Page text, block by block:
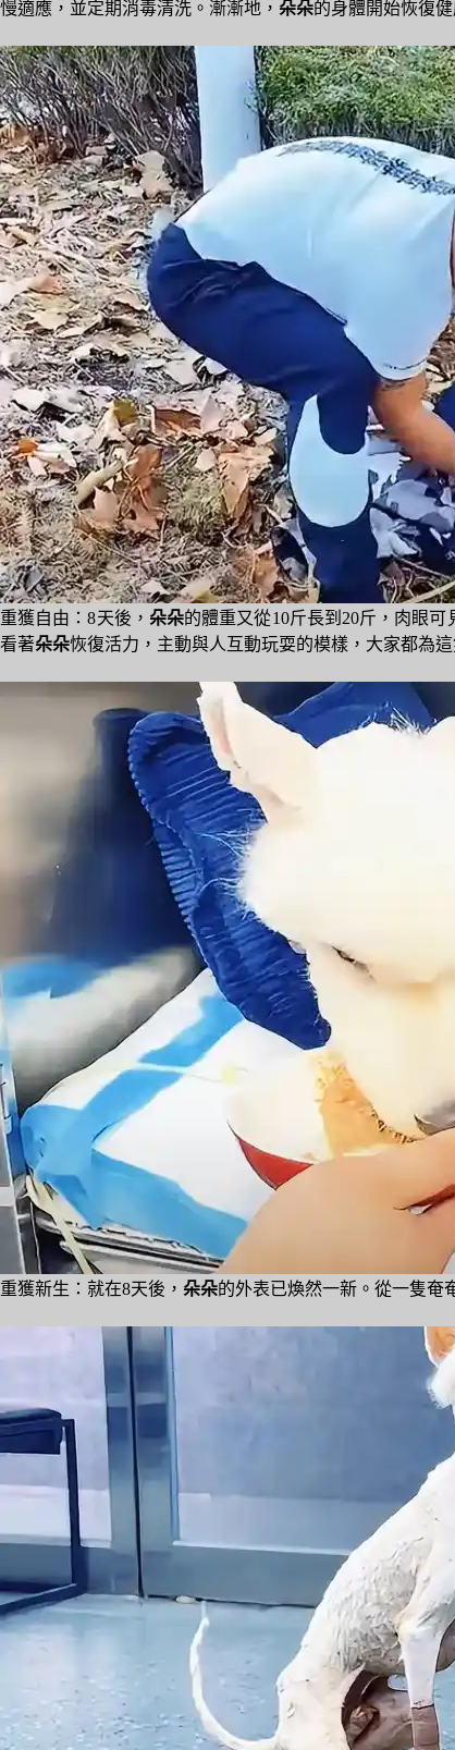
慢適應，並定期消毒清洗。漸漸地， 朵朵的身體開始恢復
重獲自由：8天後， 朵朵的體重又從10斤長到20斤，肉眼
看著朵朵恢復活力，主動與人互動玩耍的模樣，大家都為這
重獲新生：就在8天後， 朵朵的外表已煥然一新。從一隻奄